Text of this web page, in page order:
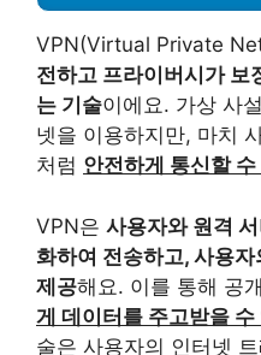
VPN(Virtual Private
전하고 프라이버시가 보
는 기술이에요. 가상 사
넷을 이용하지만, 마치
처럼 안전하게 통신할
VPN은 사용자와 원격
화하여 전송하고, 사용
제공해요. 이를 통해 공
게 데이터를 주고받을 수
술은 사용자의 인터넷